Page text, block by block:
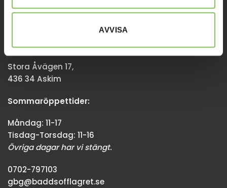
AVVISA
info@baddsofflagret.se
Stora Åvägen 17,
436 34 Askim
Sommaröppettider:
Måndag: 11-17
Tisdag-Torsdag: 11-16
Övriga dagar har vi stängt.
0702-797103
gbg@baddsofflagret.se